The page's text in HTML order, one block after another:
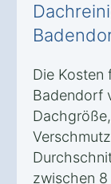
Die Kosten
Badendorf
zwischen 8